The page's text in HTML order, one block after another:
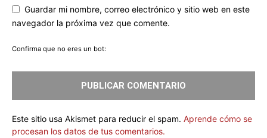
Guardar mi nombre, correo electrónico y sitio web en este
navegador la próxima vez que comente.
Confirma que no eres un bot:
Este sitio usa Akismet para reducir el spam. Aprende cómo se
procesan los datos de tus comentarios.